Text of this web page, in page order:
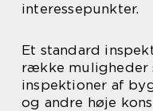
interessepunkter.
Et standard
række muligheder
inspektioner af
og andre høje